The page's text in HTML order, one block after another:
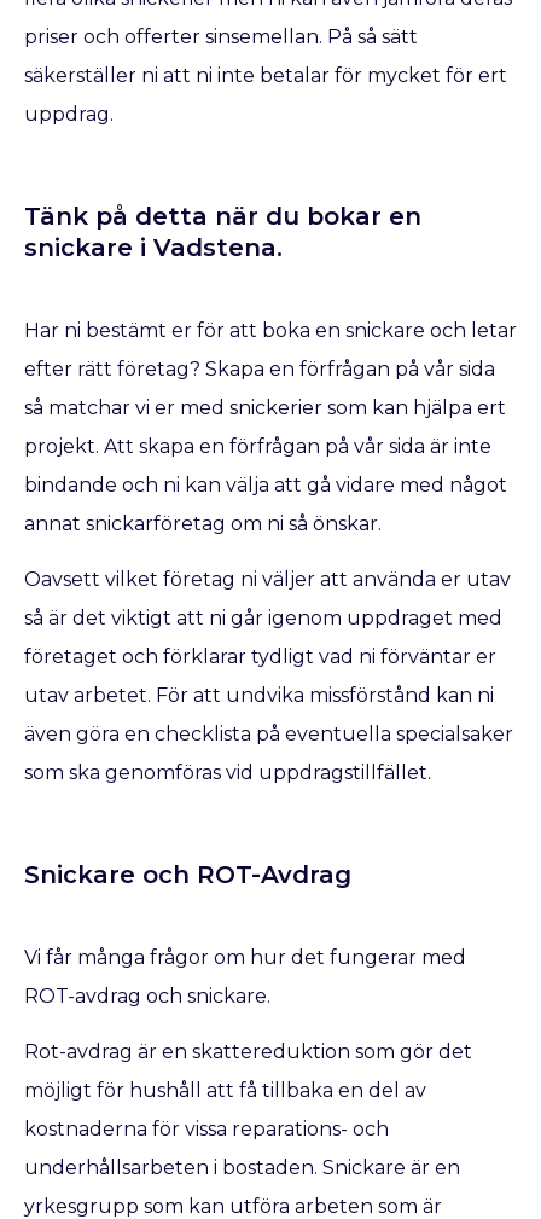
priser och offerter sinsemellan. På så sätt
säkerställer ni att ni inte betalar för mycket för ert
uppdrag.
Tänk på detta när du bokar en
snickare​ i Vadstena.
Har ni bestämt er för att boka en snickare och letar
efter rätt företag? Skapa en förfrågan på vår sida
så matchar vi er med snickerier som kan hjälpa ert
projekt. Att skapa en förfrågan på vår sida är inte
bindande och ni kan välja att gå vidare med något
annat snickarföretag om ni så önskar.
Oavsett vilket företag ni väljer att använda er utav
så är det viktigt att ni går igenom uppdraget med
företaget och förklarar tydligt vad ni förväntar er
utav arbetet. För att undvika missförstånd kan ni
även göra en checklista på eventuella specialsaker
som ska genomföras vid uppdragstillfället.
Snickare och ROT-Avdrag
Vi får många frågor om hur det fungerar med
ROT-avdrag och snickare.
Rot-avdrag är en skattereduktion som gör det
möjligt för hushåll att få tillbaka en del av
kostnaderna för vissa reparations- och
underhållsarbeten i bostaden. Snickare är en
yrkesgrupp som kan utföra arbeten som är